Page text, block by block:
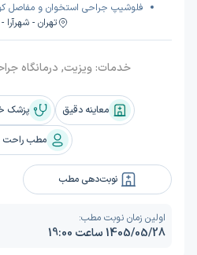
فلوشیپ جراحی استخوان و مفاصل
تهران - شهرآرا
خدمات: ویزیت, درمانگاه جراحی استخوان و مفاصل فوق تخصصی کودکان,
معاینه دقیق پزشک
مطب راحت
نوبت‌دهی مطب
اولین زمان نوبت مطب:
1405/05/28 ساعت 19:00